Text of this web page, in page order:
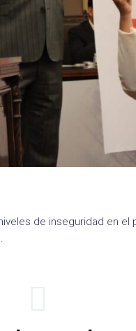
de inseguridad en el